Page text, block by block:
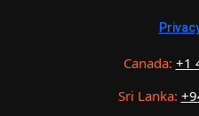
Canada: +1
Sri Lanka: